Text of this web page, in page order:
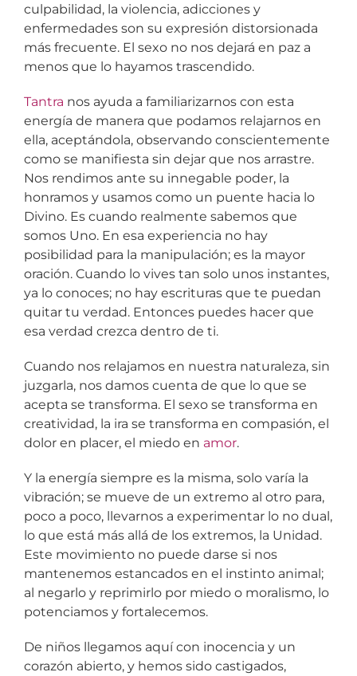
culpabilidad, la violencia, adicciones y
enfermedades son su expresión distorsionada
más frecuente. El sexo no nos dejará en paz a
menos que lo hayamos trascendido.
Tantra nos ayuda a familiarizarnos con esta
energía de manera que podamos relajarnos en
ella, aceptándola, observando conscientemente
como se manifiesta sin dejar que nos arrastre.
Nos rendimos ante su innegable poder, la
honramos y usamos como un puente hacia lo
Divino. Es cuando realmente sabemos que
somos Uno. En esa experiencia no hay
posibilidad para la manipulación; es la mayor
oración. Cuando lo vives tan solo unos instantes,
ya lo conoces; no hay escrituras que te puedan
quitar tu verdad. Entonces puedes hacer que
esa verdad crezca dentro de ti.
Cuando nos relajamos en nuestra naturaleza, sin
juzgarla, nos damos cuenta de que lo que se
acepta se transforma. El sexo se transforma en
creatividad, la ira se transforma en compasión, el
dolor en placer, el miedo en amor.
Y la energía siempre es la misma, solo varía la
vibración; se mueve de un extremo al otro para,
poco a poco, llevarnos a experimentar lo no dual,
lo que está más allá de los extremos, la Unidad.
Este movimiento no puede darse si nos
mantenemos estancados en el instinto animal;
al negarlo y reprimirlo por miedo o moralismo, lo
potenciamos y fortalecemos.
De niños llegamos aquí con inocencia y un
corazón abierto, y hemos sido castigados,